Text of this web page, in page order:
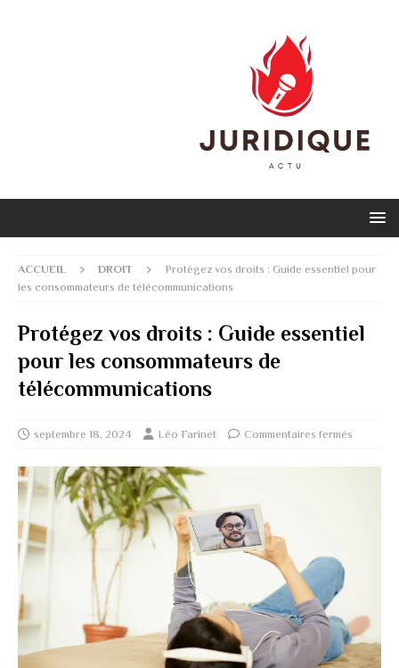
ACCUEIL DROIT
Protégez vos droits : Guide essentiel pour
les consommateurs de télécommunications
Protégez vos droits : Guide essentiel
pour les consommateurs de
télécommunications
septembre 18, 2024 Léo Farinet Commentaires fermés